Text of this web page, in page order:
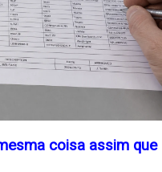
coisa assim que